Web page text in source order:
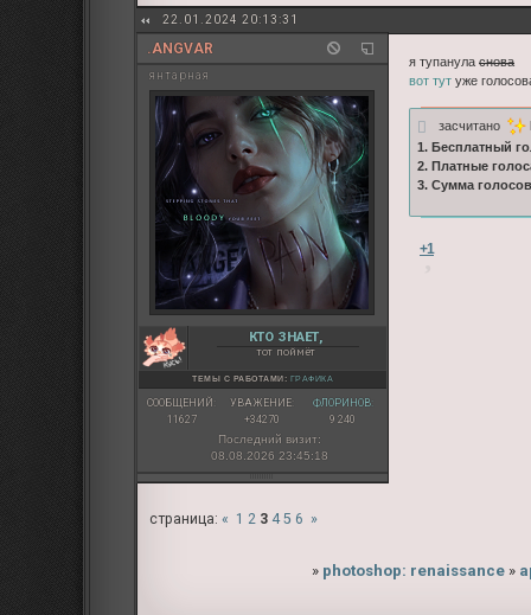
22.01.2024 20:13:31
.ANGVAR
янтарная
КТО ЗНАЕТ,
тот поймёт
ТЕМЫ С РАБОТАМИ: ГРАФИКА
СООБЩЕНИЙ:
11627
УВАЖЕНИЕ:
+34270
ФЛОРИНОВ:
9 240
Последний визит:
08.08.2026 23:45:18
я тупанула снова
вот тут уже
засчитано
1. Бесплатный
2. Платные
3. Сумма
+1
страница:« 1 2 3 4 5 6 »
» photoshop: renaissance »